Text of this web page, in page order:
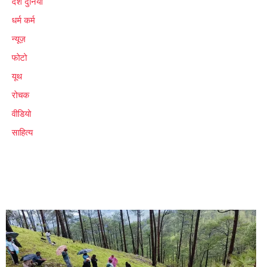
धर्म कर्म
न्यूज़
फोटो
यूथ
रोचक
वीडियो
साहित्य